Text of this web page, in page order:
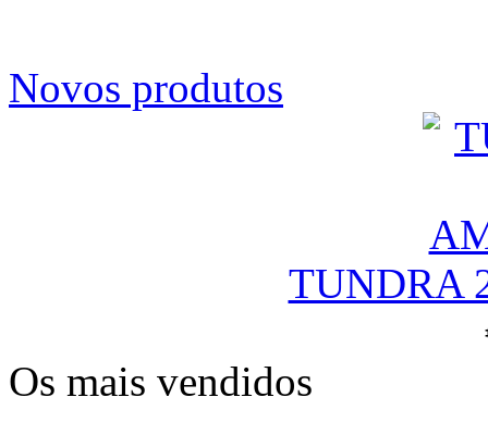
Novos produtos
TUNDRA
Os mais vendidos